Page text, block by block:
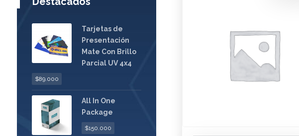
Tarjetas de
Presentación
Mate Con Brillo
Parcial UV 4x4
$89.000
All In One
Package
$150.000